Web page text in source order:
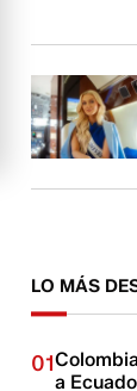
LO MÁS
01
a